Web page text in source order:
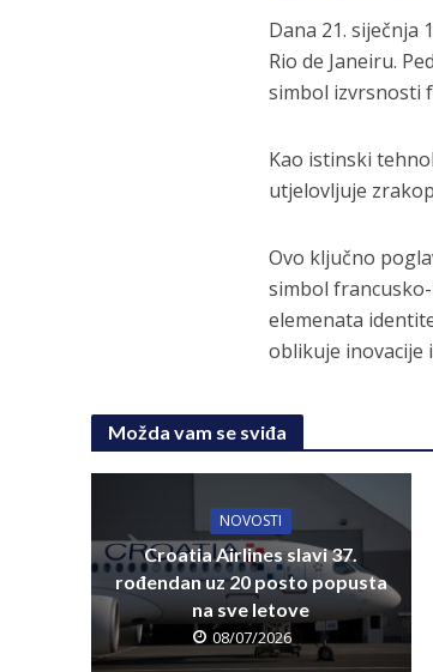
Dana 21. siječnja
Rio de Janeiru.
simbol izvrsnosti
Kao istinski
utjelovljuje
Ovo ključno
simbol
elemenata
oblikuje inovacije
Možda vam se sviđa
NOVOSTI
Croatia Airlines slavi 37.
rođendan uz 20 posto popusta
na sve letove
08/07/2026